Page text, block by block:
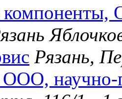
Рязань,
научно-